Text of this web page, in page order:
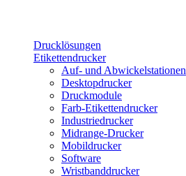
Drucklösungen
Etikettendrucker
Auf- und Abwickelstationen
Desktopdrucker
Druckmodule
Farb-Etikettendrucker
Industriedrucker
Midrange-Drucker
Mobildrucker
Software
Wristbanddrucker